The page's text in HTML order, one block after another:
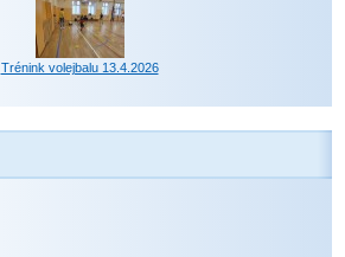
Trénink volejbalu 13.4.2026